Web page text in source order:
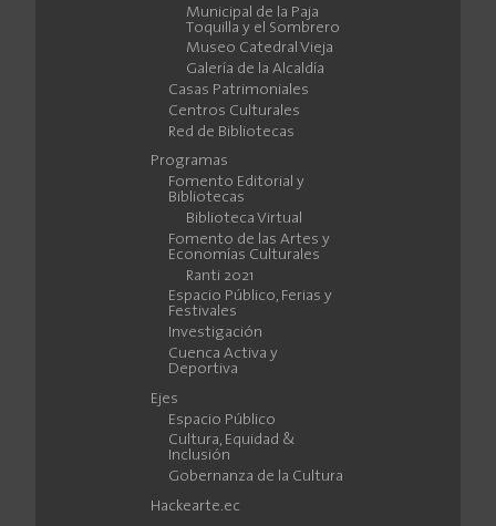
Municipal de la Paja
Toquilla y el Sombrero
Museo Catedral Vieja
Galería de la Alcaldía
Casas Patrimoniales
Centros Culturales
Red de Bibliotecas
Programas
Fomento Editorial y
Bibliotecas
Biblioteca Virtual
Fomento de las Artes y
Economías Culturales
Ranti 2021
Espacio Público, Ferias y
Festivales
Investigación
Cuenca Activa y
Deportiva
Ejes
Espacio Público
Cultura, Equidad &
Inclusión
Gobernanza de la Cultura
Hackearte.ec